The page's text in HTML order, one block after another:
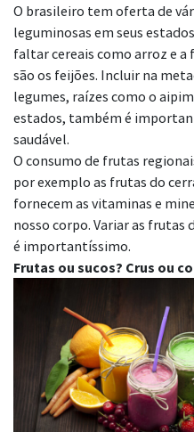
O brasileiro tem oferta de
leguminosas em seus
faltar cereais como arroz e a
são os feijões. Incluir na
legumes, raízes como o
estados, também é
saudável.
O consumo de frutas
por exemplo as frutas do
fornecem as vitaminas e
nosso corpo. Variar as frutas
é importantíssimo.
Frutas ou sucos? Crus ou